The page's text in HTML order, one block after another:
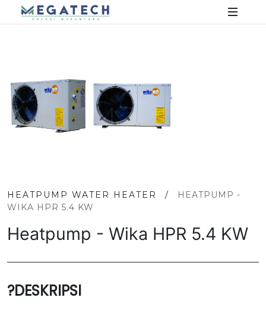
HEATPUMP WATER HEATER /
HEATPUMP -
WIKA HPR 5.4 KW
Heatpump - Wika HPR 5.4 KW
?DESKRIPSI